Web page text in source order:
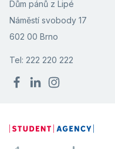
Dům pánů z Lipé
Náměstí svobody 17
602 00 Brno
Tel: 222 220 222